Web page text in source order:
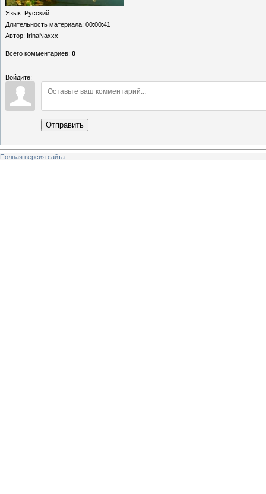
Язык: Русский
Длительность материала: 00:00:41
Автор: IrinaNaxxx
Всего комментариев: 0
Войдите:
Отправить
Полная версия сайта